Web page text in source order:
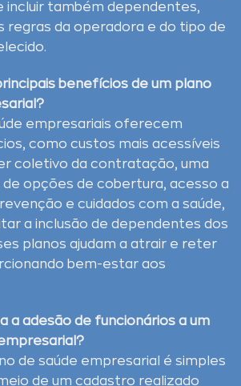
incluir também dependentes,
regras da operadora e do tipo de
benefícios de um plano
empresariais oferecem
como custos mais acessíveis
coletivo da contratação, uma
de opções de cobertura, acesso a
e cuidados com a saúde,
a inclusão de dependentes dos
planos ajudam a atrair e reter
bem-estar aos
a adesão de funcionários a um
de saúde empresarial é simples
de um cadastro realizado